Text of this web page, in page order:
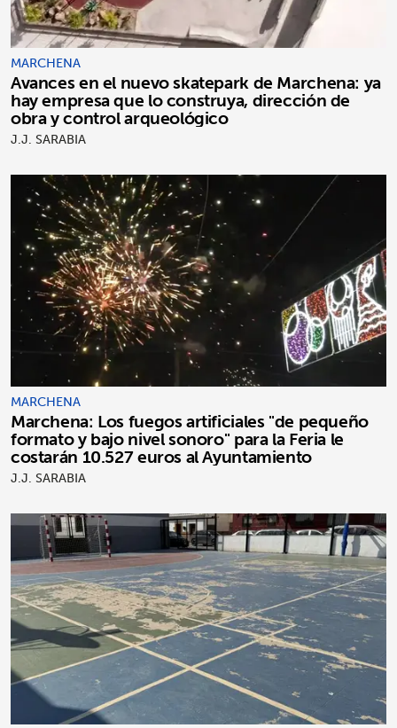
MARCHENA
Avances en el nuevo skatepark de Marchena: ya
hay empresa que lo construya, dirección de
obra y control arqueológico
J.J. SARABIA
MARCHENA
Marchena: Los fuegos artificiales "de pequeño
formato y bajo nivel sonoro" para la Feria le
costarán 10.527 euros al Ayuntamiento
J.J. SARABIA